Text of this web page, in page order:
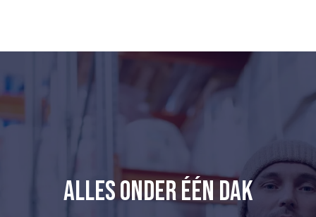
alles onder één dak